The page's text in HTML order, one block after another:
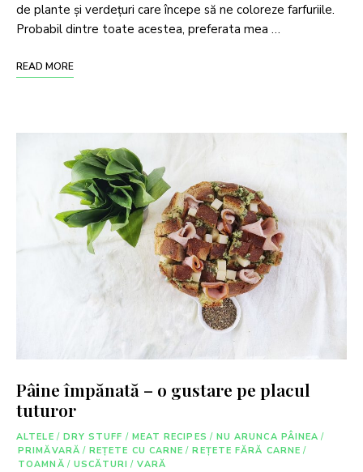
de plante și verdețuri care începe să ne coloreze farfuriile.
Probabil dintre toate acestea, preferata mea …
READ MORE
Pâine împănată – o gustare pe placul
tuturor
ALTELE / DRY STUFF / MEAT RECIPES / NU ARUNCA PÂINEA /
PRIMĂVARĂ / REȚETE CU CARNE / REȚETE FĂRĂ CARNE /
TOAMNĂ / USCĂTURI / VARĂ